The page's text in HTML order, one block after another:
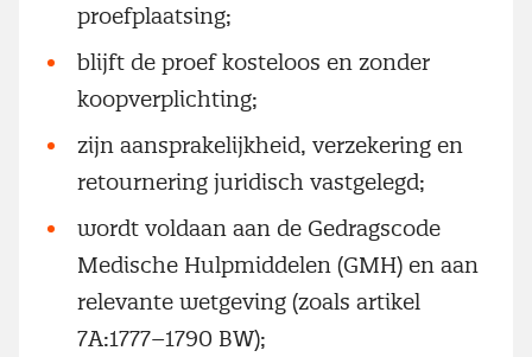
proefplaatsing;
blijft de proef kosteloos en zonder
koopverplichting;
zijn aansprakelijkheid, verzekering en
retournering juridisch vastgelegd;
wordt voldaan aan de Gedragscode
Medische Hulpmiddelen (GMH) en aan
relevante wetgeving (zoals artikel
7A:1777–1790 BW);